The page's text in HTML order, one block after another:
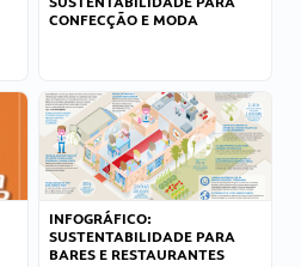
CONFECÇÃO E MODA
INFOGRÁFICO:
SUSTENTABILIDADE PARA
BARES E RESTAURANTES